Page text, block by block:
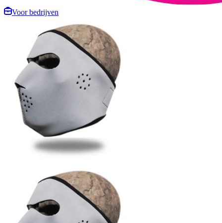
Voor bedrijven